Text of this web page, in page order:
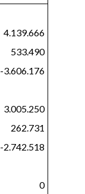
4.139.666
533.490
-3.606.176
3.005.250
262.731
-2.742.518
0